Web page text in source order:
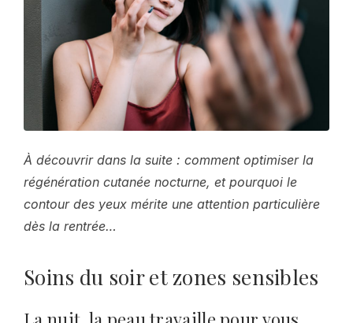
À découvrir dans la suite : comment optimiser la
régénération cutanée nocturne, et pourquoi le
contour des yeux mérite une attention particulière
dès la rentrée…
Soins du soir et zones sensibles